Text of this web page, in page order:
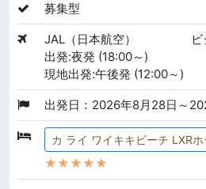
募集型
JAL（日本航空）
出発:夜発 (18:00～)
現地出発:午後発 (12:00～)
出発日：2026年8月28日～
カ ライ ワイキキビーチ LXR
★★★★★